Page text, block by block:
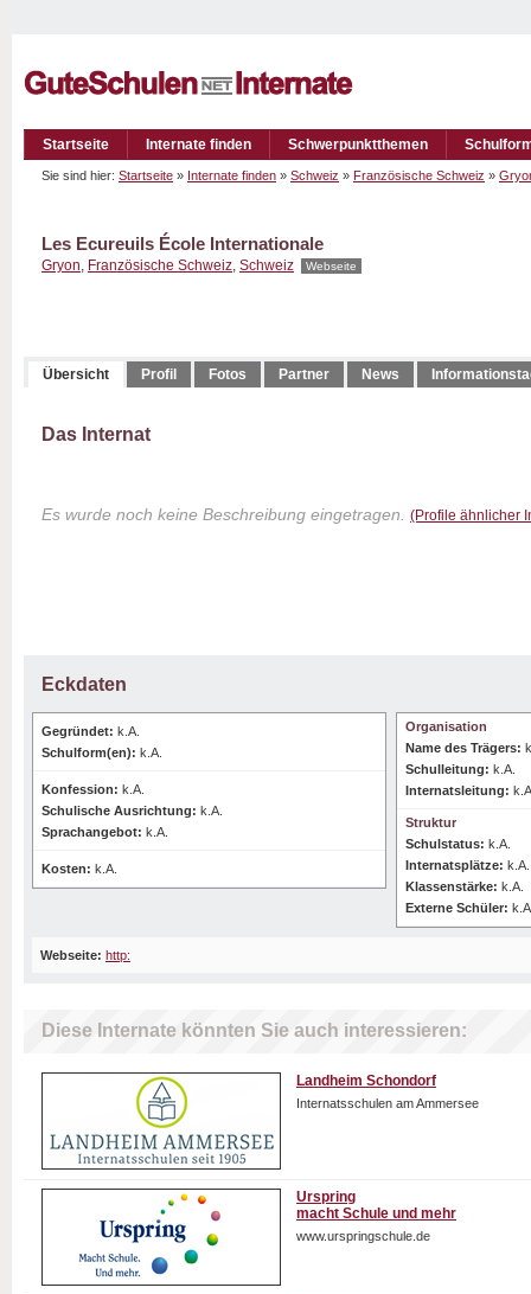
Startseite Internate finden Schwerpunktthemen
Sie sind hier: Startseite » Internate finden » Schweiz » Französische Schweiz »
Les Ecureuils École Internationale
Gryon, Französische Schweiz, Schweiz Webseite
Übersicht Profil Fotos Partner News
Das Internat
Es wurde noch keine Beschreibung eingetragen. (Profile ähnlicher
Eckdaten
Gegründet: k.A.
Schulform(en): k.A.
Konfession: k.A.
Schulische Ausrichtung: k.A.
Sprachangebot: k.A.
Kosten: k.A.
Organisation
Name des Trägers:
Schulleitung: k.A.
Internatsleitung:
Struktur
Schulstatus: k.A.
Internatsplätze: k.A.
Klassenstärke: k.A.
Externe Schüler:
Webseite: http:
Diese Internate könnten Sie auch interessieren:
Landheim Schondorf
Internatsschulen am Ammersee
Urspring
macht Schule und mehr
www.urspringschule.de